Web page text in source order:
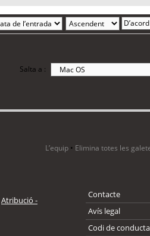
Salta a :
L’equip • Elimina totes les
Atribució -
Contacte
Avís legal
Codi de conducta